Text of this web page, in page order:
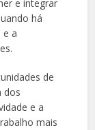
e integrar
há
e a
de
dos
e a
mais